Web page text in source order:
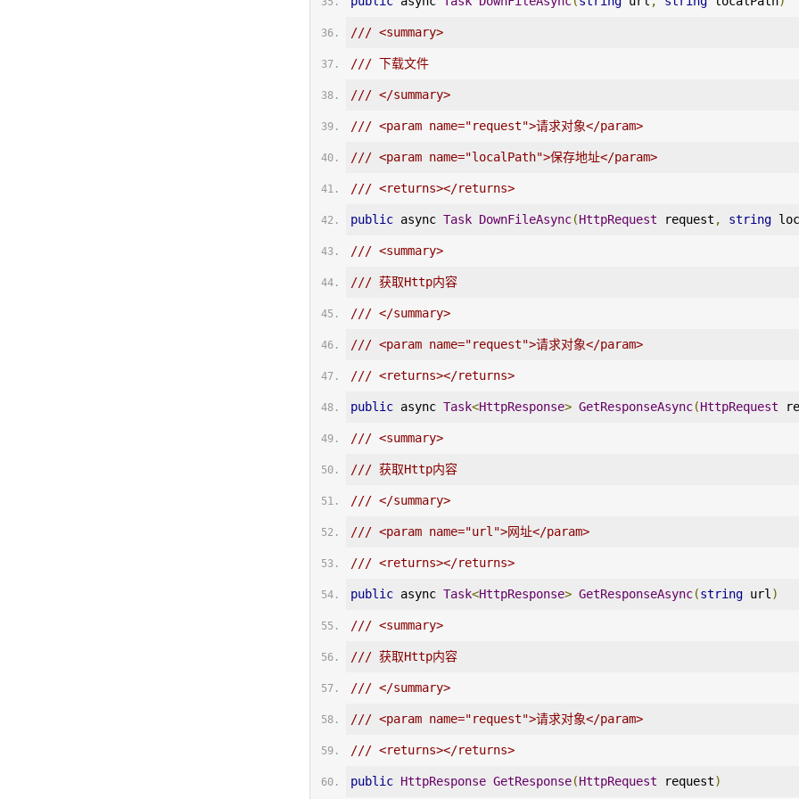
/// <summary>
/// 下载文件
/// </summary>
/// <param name="request">请求对象</param>
/// <param name="localPath">保存地址</param>
/// <returns></returns>
public async Task DownFileAsync(HttpRequest request , string
/// <summary>
/// 获取Http内容
/// </summary>
/// <param name="request">请求对象</param>
/// <returns></returns>
public async Task<HttpResponse> GetResponseAsync(HttpRequest
/// <summary>
/// 获取Http内容
/// </summary>
/// <param name="url">网址</param>
/// <returns></returns>
public async Task<HttpResponse> GetResponseAsync(string url)
/// <summary>
/// 获取Http内容
/// </summary>
/// <param name="request">请求对象</param>
/// <returns></returns>
public HttpResponse GetResponse(HttpRequest request)